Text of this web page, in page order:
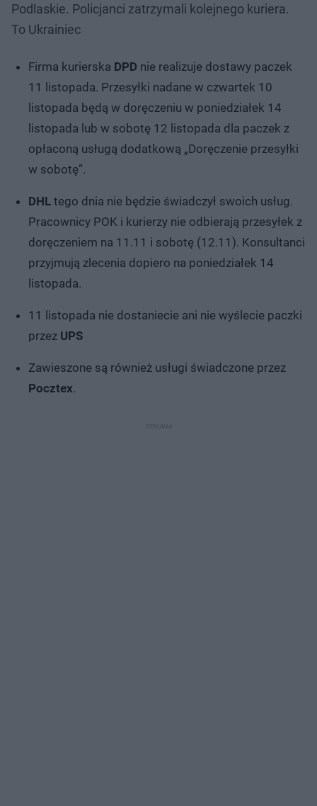
Podlaskie. Policjanci zatrzymali kolejnego kuriera.
To Ukrainiec
Firma kurierska DPD nie realizuje dostawy paczek
11 listopada. Przesyłki nadane w czwartek 10
listopada będą w doręczeniu w poniedziałek 14
listopada lub w sobotę 12 listopada dla paczek z
opłaconą usługą dodatkową „Doręczenie przesyłki
w sobotę”.
DHL tego dnia nie będzie świadczył swoich usług.
Pracownicy POK i kurierzy nie odbierają przesyłek z
doręczeniem na 11.11 i sobotę (12.11). Konsultanci
przyjmują zlecenia dopiero na poniedziałek 14
listopada.
11 listopada nie dostaniecie ani nie wyślecie paczki
przez UPS
Zawieszone są również usługi świadczone przez
Pocztex.